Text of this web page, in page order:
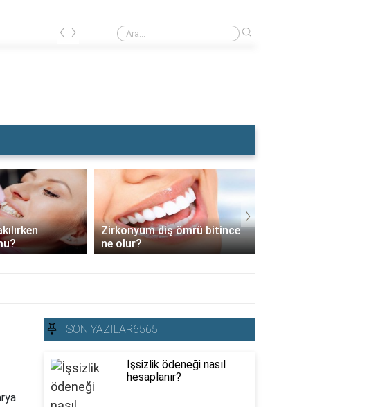
Rüyada Dişçiye Muayene Olmak
‹ ›
ömrü bitince
İmplant vidası takıldıktan
sonra diş nasıl takılır?
›
SON YAZILAR6565
İşsizlik ödeneği nasıl
hesaplanır?